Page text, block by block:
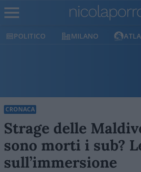
MILANO
CRONACA
Strage delle
sono morti i sub?
sull’immersione